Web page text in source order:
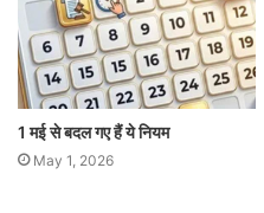
1 मई से बदल गए हैं ये नियम
May 1, 2026